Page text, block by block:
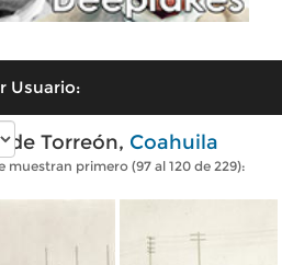
Usuario:
de Torreón, Coahuila
muestran primero (97 al 120 de 229):